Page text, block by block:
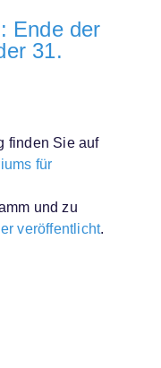
Ende der
31.
finden Sie auf
für
und zu
veröffentlicht.